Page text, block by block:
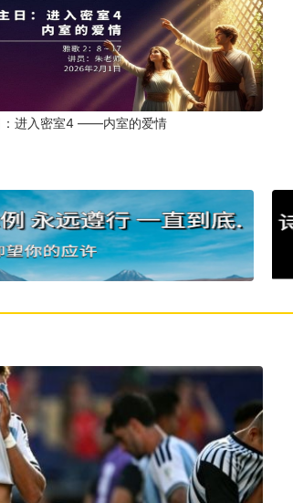
：进入密室4 ——内室的爱情